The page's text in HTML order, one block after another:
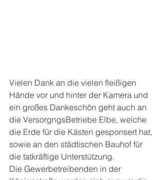
Vielen Dank an die vielen fleißigen
Hände vor und hinter der Kamera und
ein großes Dankeschön geht auch an
die VersorgngsBetriebe Elbe, welche
die Erde für die Kästen gesponsert hat,
sowie an den städtischen Bauhof für
die tatkräftige Unterstützung.
Die Gewerbetreibenden in der